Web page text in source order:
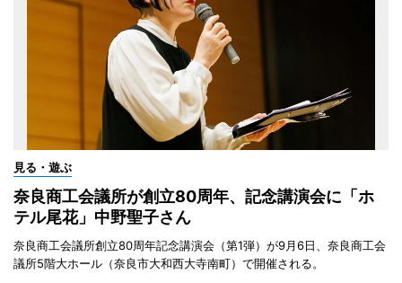
見る・遊ぶ
奈良商工会議所が創立80周年、記念講演会に「ホ
テル尾花」中野聖子さん
奈良商工会議所創立80周年記念講演会（第1弾）が9月6日、奈良商工会
議所5階大ホール（奈良市大和西大寺南町）で開催される。